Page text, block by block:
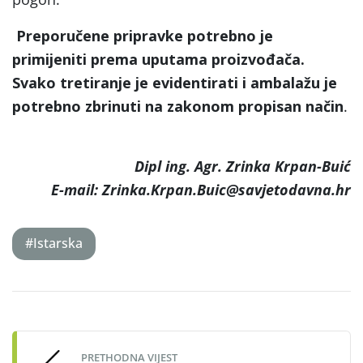
Preporučene pripravke potrebno je
primijeniti prema uputama proizvođača.
Svako tretiranje je evidentirati i ambalažu je
potrebno zbrinuti na zakonom propisan način.
Dipl ing. Agr. Zrinka Krpan-Buić
E-mail: Zrinka.Krpan.Buic@savjetodavna.hr
#Istarska
navigation
PRETHODNA VIJEST